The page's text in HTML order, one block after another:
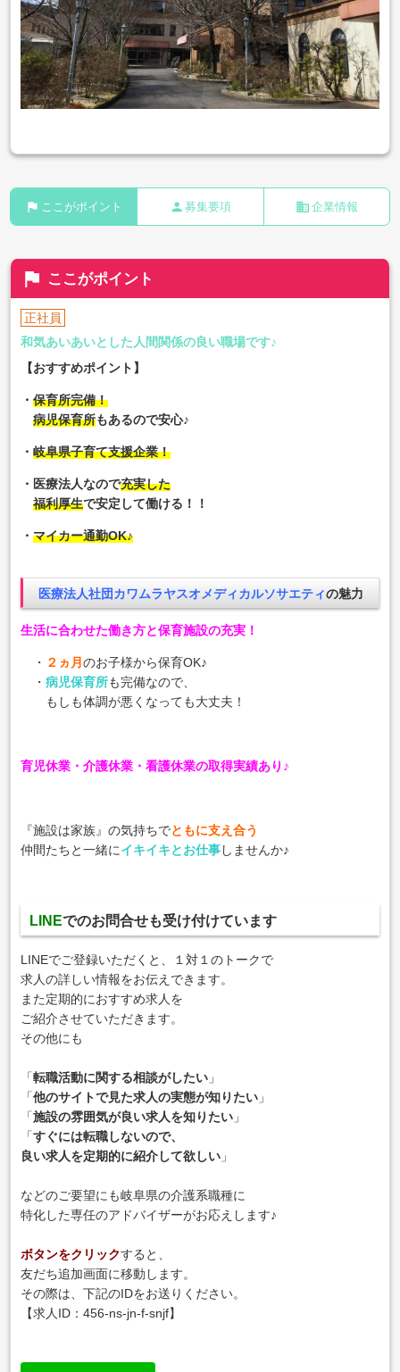
flag ここがポイント person 募集要項 business 企業情報
flag ここがポイント
正社員
和気あいあいとした人間関係の良い職場です♪
【おすすめポイント】
・保育所完備！
病児保育所もあるので安心♪
・岐阜県子育て支援企業！
・医療法人なので充実した
福利厚生で安定して働ける！！
・マイカー通勤OK♪
医療法人社団カワムラヤスオメディカルソサエティの魅力
生活に合わせた働き方と保育施設の充実！
・ ２ヵ月のお子様から保育OK♪
・病児保育所も完備なので、
もしも体調が悪くなっても大丈夫！
育児休業・介護休業・看護休業の取得実績あり♪
『施設は家族』の気持ちでともに支え合う
仲間たちと一緒にイキイキとお仕事しませんか♪
LINEでのお問合せも受け付けています
LINEでご登録いただくと、１対１のトークで
求人の詳しい情報をお伝えできます。
また定期的におすすめ求人を
ご紹介させていただきます。
その他にも
「転職活動に関する相談がしたい 」
「他のサイトで見た求人の実態が知りたい 」
「施設の雰囲気が良い求人を知りたい 」
「すぐには転職しないので、
良い求人を定期的に紹介して欲しい 」
などのご要望にも岐阜県の介護系職種に
特化した専任のアドバイザーがお応えします♪
ボタンをクリックすると、
友だち追加画面に移動します。
その際は、下記のIDをお送りください。
【求人ID：456-ns-jn-f-snjf】